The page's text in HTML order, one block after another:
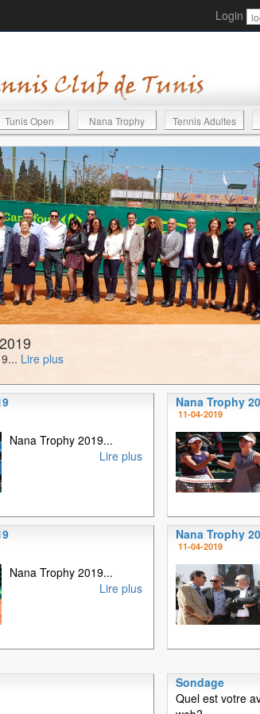
Login
Tunis Open Nana Trophy Tennis Adultes
Lire plus
Nana Trophy 2019...
Lire plus
Nana Trophy
11-04-2019
Nana Trophy 2019...
Lire plus
Nana Trophy
11-04-2019
Sondage
Quel est votre